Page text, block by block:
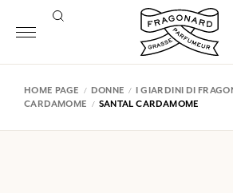
HOME PAGE DONNE I GIARDINI DI
CARDAMOME
SANTAL CARDAMOME